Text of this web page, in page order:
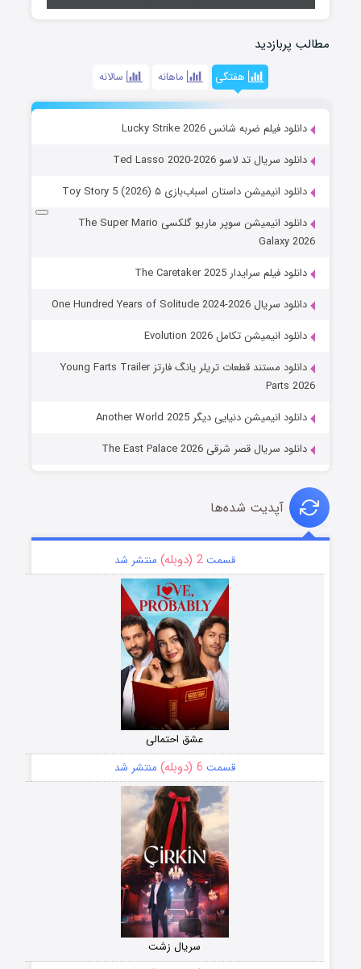
مطالب پربازدید
هفتگی ماهانه سالانه
دانلود فیلم ضربه شانس Lucky Strike 2026
دانلود سریال تد لاسو Ted Lasso 2020-2026
دانلود انیمیشن داستان اسباب‌بازی ۵ Toy Story 5 (2026)
دانلود انیمیشن سوپر ماریو گلکسی The Super Mario
Galaxy 2026
دانلود فیلم سرایدار The Caretaker 2025
دانلود سریال One Hundred Years of Solitude 2024-2026
دانلود انیمیشن تکامل Evolution 2026
دانلود مستند قطعات تریلر یانگ فارتز Young Farts Trailer
Parts 2026
دانلود انیمیشن دنیایی دیگر Another World 2025
دانلود سریال قصر شرقی The East Palace 2026
آپدیت شده‌ها
قسمت2 (دوبله) منتشر شد
عشق احتمالی
قسمت 6 (دوبله) منتشر شد
سریال زشت